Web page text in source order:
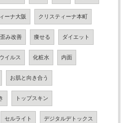
ーナ大阪 クリスティーナ本町
歪み改善 痩せる ダイエット
イルス 化粧水 内面
お肌と向き合う
トップスキン
セルライト デジタルデトックス